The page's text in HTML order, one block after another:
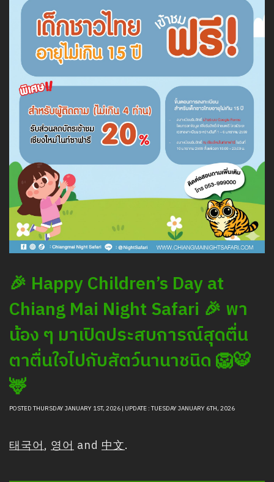
🎉 Happy Children’s Day at
Chiang Mai Night Safari 🎉 พา
น้อง ๆ มาเปิดประสบการณ์สุดตื่น
ตาตื่นใจไปกับสัตว์นานาชนิด 🦁🐯
🦌
POSTED THURSDAY JANUARY 1ST, 2026 | UPDATE : TUESDAY JANUARY 6TH, 2026
태국어, 영어 and 中文.